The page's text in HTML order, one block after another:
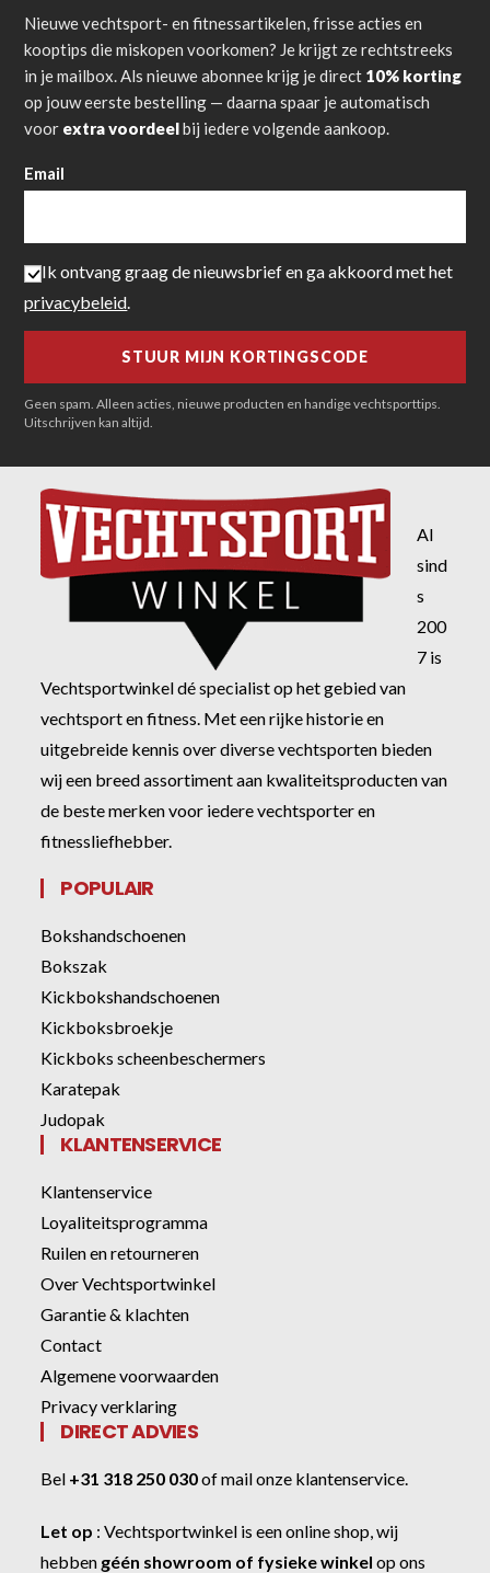
Nieuwe vechtsport- en fitnessartikelen, frisse acties en
kooptips die miskopen voorkomen? Je krijgt ze rechtstreeks
in je mailbox. Als nieuwe abonnee krijg je direct 10% korting
op jouw eerste bestelling — daarna spaar je automatisch
voor extra voordeelbij iedere volgende aankoop.
Email
Ik ontvang graag de nieuwsbrief en ga akkoord met het
privacybeleid
Geen spam. Alleen acties, nieuwe producten en handige vechtsporttips.
Uitschrijven kan altijd.
Al
sind
s
200
7 is
Vechtsportwinkel dé specialist op het gebied van
vechtsport en fitness. Met een rijke historie en
uitgebreide kennis over diverse vechtsporten bieden
wij een breed assortiment aan kwaliteitsproducten van
de beste merken voor iedere vechtsporter en
fitnessliefhebber.
POPULAIR
Bokshandschoenen
Bokszak
Kickbokshandschoenen
Kickboksbroekje
Kickboks scheenbeschermers
Karatepak
Judopak
KLANTENSERVICE
Klantenservice
Loyaliteitsprogramma
Ruilen en retourneren
Over Vechtsportwinkel
Garantie & klachten
Contact
Algemene voorwaarden
Privacy verklaring
DIRECT ADVIES
Bel +31 318 250 030ofmail onze klantenservice
Let op :Vechtsportwinkel is een online shop, wij
hebben géén showroom of fysieke winkel op ons